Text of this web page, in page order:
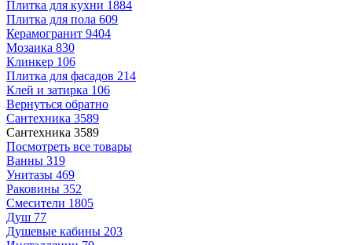
Плитка для кухни 1884
Плитка для пола 609
Керамогранит 9404
Мозаика 830
Клинкер 106
Плитка для фасадов 214
Клей и затирка 106
Вернуться обратно
Сантехника 3589
Сантехника 3589
Посмотреть все товары
Ванны 319
Унитазы 469
Раковины 352
Смесители 1805
Душ 77
Душевые кабины 203